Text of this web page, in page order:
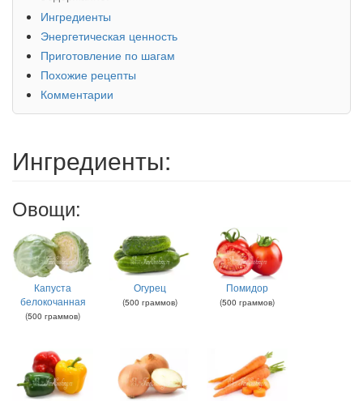
Ингредиенты
Энергетическая ценность
Приготовление по шагам
Похожие рецепты
Комментарии
Ингредиенты:
Овощи:
Капуста
белокочанная
(500 граммов)
Огурец
(500 граммов)
Помидор
(500 граммов)